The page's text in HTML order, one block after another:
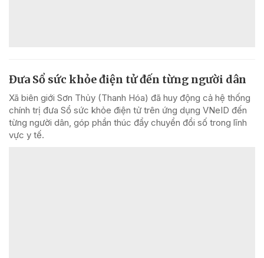
Đưa Sổ sức khỏe điện tử đến từng người dân
Xã biên giới Sơn Thủy (Thanh Hóa) đã huy động cả hệ thống
chính trị đưa Sổ sức khỏe điện tử trên ứng dụng VNeID đến
từng người dân, góp phần thúc đẩy chuyển đổi số trong lĩnh
vực y tế.